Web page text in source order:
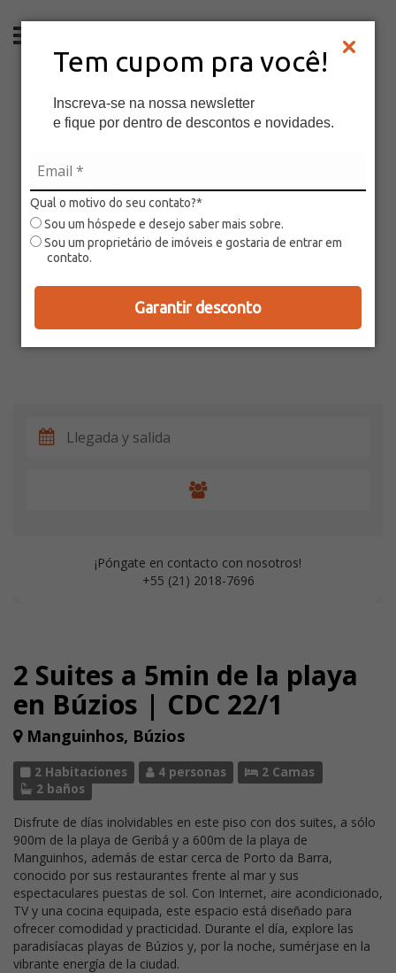
Tem cupom pra você!
Inscreva-se na nossa newsletter
e fique por dentro de descontos e novidades.
Qual o motivo do seu contato?*
Sou um hóspede e desejo saber mais sobre.
Sou um proprietário de imóveis e gostaria de entrar em
contato.
Garantir desconto
2 Suites a 5min de la playa
en Búzios | CDC 22/1
Manguinhos, Búzios
2 Habitaciones 4 personas
2 Camas
2 baños
Disfrute de días inolvidables en este piso con dos suites, a sólo
900m de la playa de Geribá y a 600m de la playa de
Manguinhos, además de estar cerca de Porto da Barra,
conocido por sus restaurantes frente al mar y sus
espectaculares puestas de sol. Con Internet, aire acondicionado,
TV y una cocina equipada, este espacio está diseñado para
ofrecer comodidad y practicidad. Durante el día, explore las
paradisíacas playas de Búzios y, por la noche, sumérjase en la
vibrante energía de la ciudad.
¡Póngate en contacto con nosotros!
+55 (21) 2018-7696